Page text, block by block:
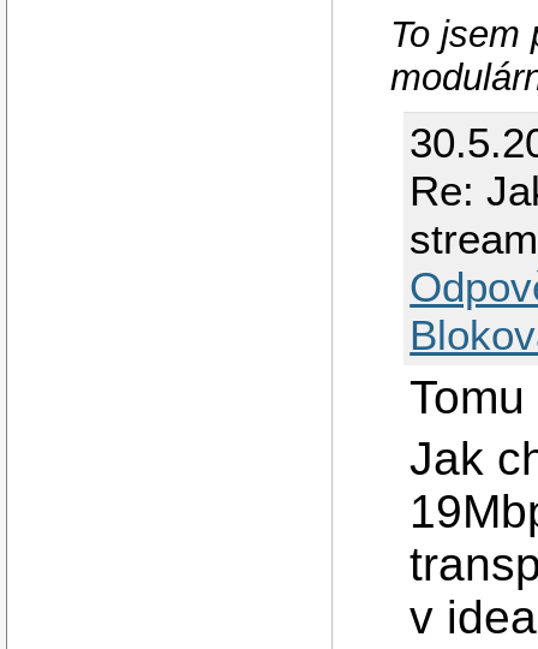
To jsem
Re:
Jak
v